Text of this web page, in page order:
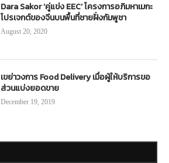
Dara Sakor ‘คู่แข่ง EEC’ โครงการอภิมหาเมกะ
โปรเจกต์ของจีนบนพื้นที่ชายฝั่งกัมพูชา
August 20, 2020
เขย่าวงการ Food Delivery เมื่อผู้ให้บริการขอ
ส่วนแบ่งยอดขาย
December 19, 2019